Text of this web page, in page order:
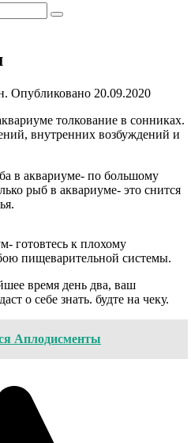
Опубликовано 20.09.2020
толкование в сонниках.
внутренних возбуждений и
в аквариуме- по большому
рыб в аквариуме- это снится
готовтесь к плохому
пищеварительной системы.
время день два, ваш
о себе знать. будте на чеку.
Аплодисменты